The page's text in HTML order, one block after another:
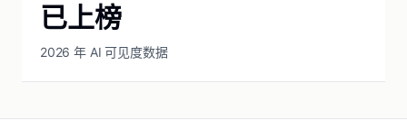
已上榜
2026 年 AI 可见度数据